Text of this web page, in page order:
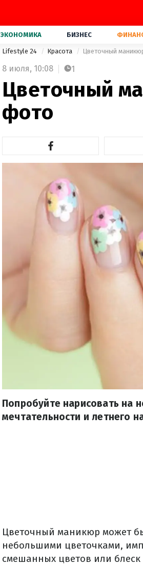
ЭКОНОМИКА БИЗНЕС
Lifestyle 24 Красота Цветочный
8 июля, 10:08 1
Цветочный
фото
Попробуйте нарисовать на
мечтательности и летнего
Цветочный маникюр может
небольшими цветочками,
смешанных цветов или